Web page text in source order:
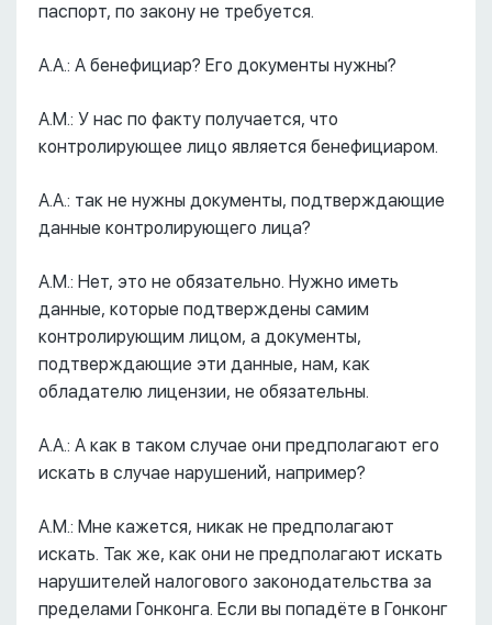
паспорт, по закону не требуется.
А.А.: А бенефициар? Его документы нужны?
А.М.: У нас по факту получается, что
контролирующее лицо является бенефициаром.
А.А.: так не нужны документы, подтверждающие
данные контролирующего лица?
А.М.: Нет, это не обязательно. Нужно иметь
данные, которые подтверждены самим
контролирующим лицом, а документы,
подтверждающие эти данные, нам, как
обладателю лицензии, не обязательны.
А.А.: А как в таком случае они предполагают его
искать в случае нарушений, например?
А.М.: Мне кажется, никак не предполагают
искать. Так же, как они не предполагают искать
нарушителей налогового законодательства за
пределами Гонконга. Если вы попадёте в Гонконг